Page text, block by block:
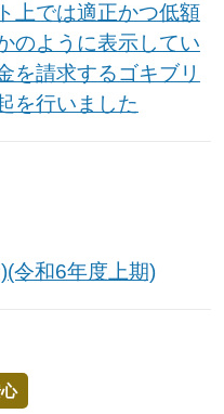
上では適正かつ低額
のように表示してい
を請求するゴキブリ
を行いました
令和6年度上期)